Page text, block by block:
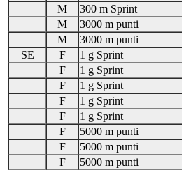
M
300 m Sprint
M
3000 m punti
M
3000 m punti
SE
F 1 g Sprint
F
1 g Sprint
F
1 g Sprint
F
1 g Sprint
F
1 g Sprint
F
5000 m punti
F
5000 m punti
F
5000 m punti